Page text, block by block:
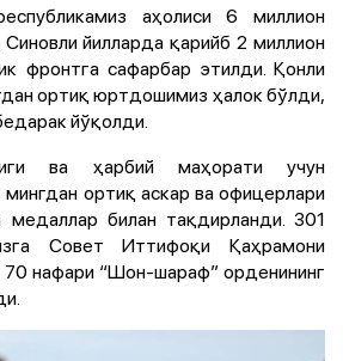
аҳолиси 6 миллион
йилларда қарийб 2 миллион
фронтга сафарбар этилди. Қонли
ортиқ юртдошимиз ҳалок бўлди,
йўқолди.
ва ҳарбий маҳорати учун
мингдан ортиқ аскар ва офицерлари
билан тақдирланди. 301
Совет Иттифоқи Қаҳрамони
70 нафари “Шон-шараф” орденининг